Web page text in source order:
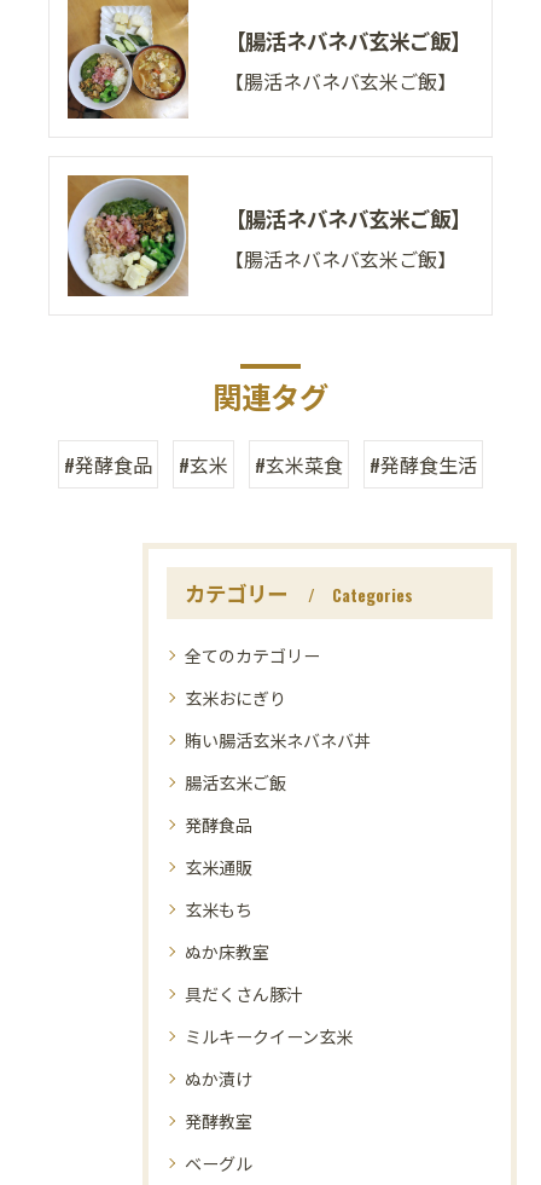
【腸活ネバネバ玄米ご飯】
【腸活ネバネバ玄米ご飯】
【腸活ネバネバ玄米ご飯】
【腸活ネバネバ玄米ご飯】
関連タグ
#発酵食品 #玄米 #玄米菜食 #発酵食生活
カテゴリー Categories
全てのカテゴリー
玄米おにぎり
賄い腸活玄米ネバネバ丼
腸活玄米ご飯
発酵食品
玄米通販
玄米もち
ぬか床教室
具だくさん豚汁
ミルキークイーン玄米
ぬか漬け
発酵教室
ベーグル